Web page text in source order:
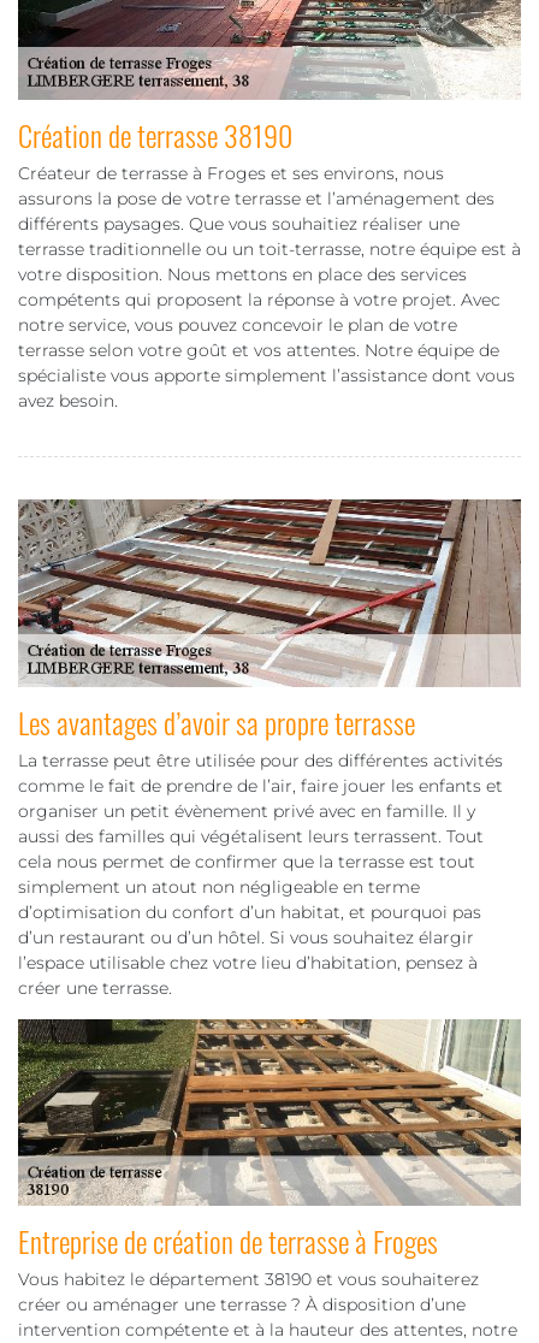
Création de terrasse 38190
Créateur de terrasse à Froges et ses environs, nous
assurons la pose de votre terrasse et l’aménagement des
différents paysages. Que vous souhaitiez réaliser une
terrasse traditionnelle ou un toit-terrasse, notre équipe est à
votre disposition. Nous mettons en place des services
compétents qui proposent la réponse à votre projet. Avec
notre service, vous pouvez concevoir le plan de votre
terrasse selon votre goût et vos attentes. Notre équipe de
spécialiste vous apporte simplement l’assistance dont vous
avez besoin.
Les avantages d’avoir sa propre terrasse
La terrasse peut être utilisée pour des différentes activités
comme le fait de prendre de l’air, faire jouer les enfants et
organiser un petit évènement privé avec en famille. Il y
aussi des familles qui végétalisent leurs terrassent. Tout
cela nous permet de confirmer que la terrasse est tout
simplement un atout non négligeable en terme
d’optimisation du confort d’un habitat, et pourquoi pas
d’un restaurant ou d’un hôtel. Si vous souhaitez élargir
l’espace utilisable chez votre lieu d’habitation, pensez à
créer une terrasse.
Entreprise de création de terrasse à Froges
Vous habitez le département 38190 et vous souhaiterez
créer ou aménager une terrasse ? À disposition d’une
intervention compétente et à la hauteur des attentes, notre